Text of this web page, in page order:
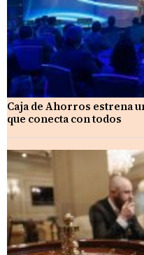
Caja de Ahorros estrena
que conecta con todos